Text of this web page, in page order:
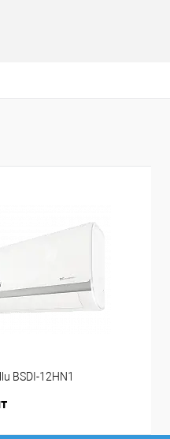
BSDI-12HN1